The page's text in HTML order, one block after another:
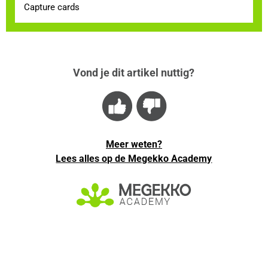
Capture cards
Vond je dit artikel nuttig?
Meer weten?
Lees alles op de Megekko Academy